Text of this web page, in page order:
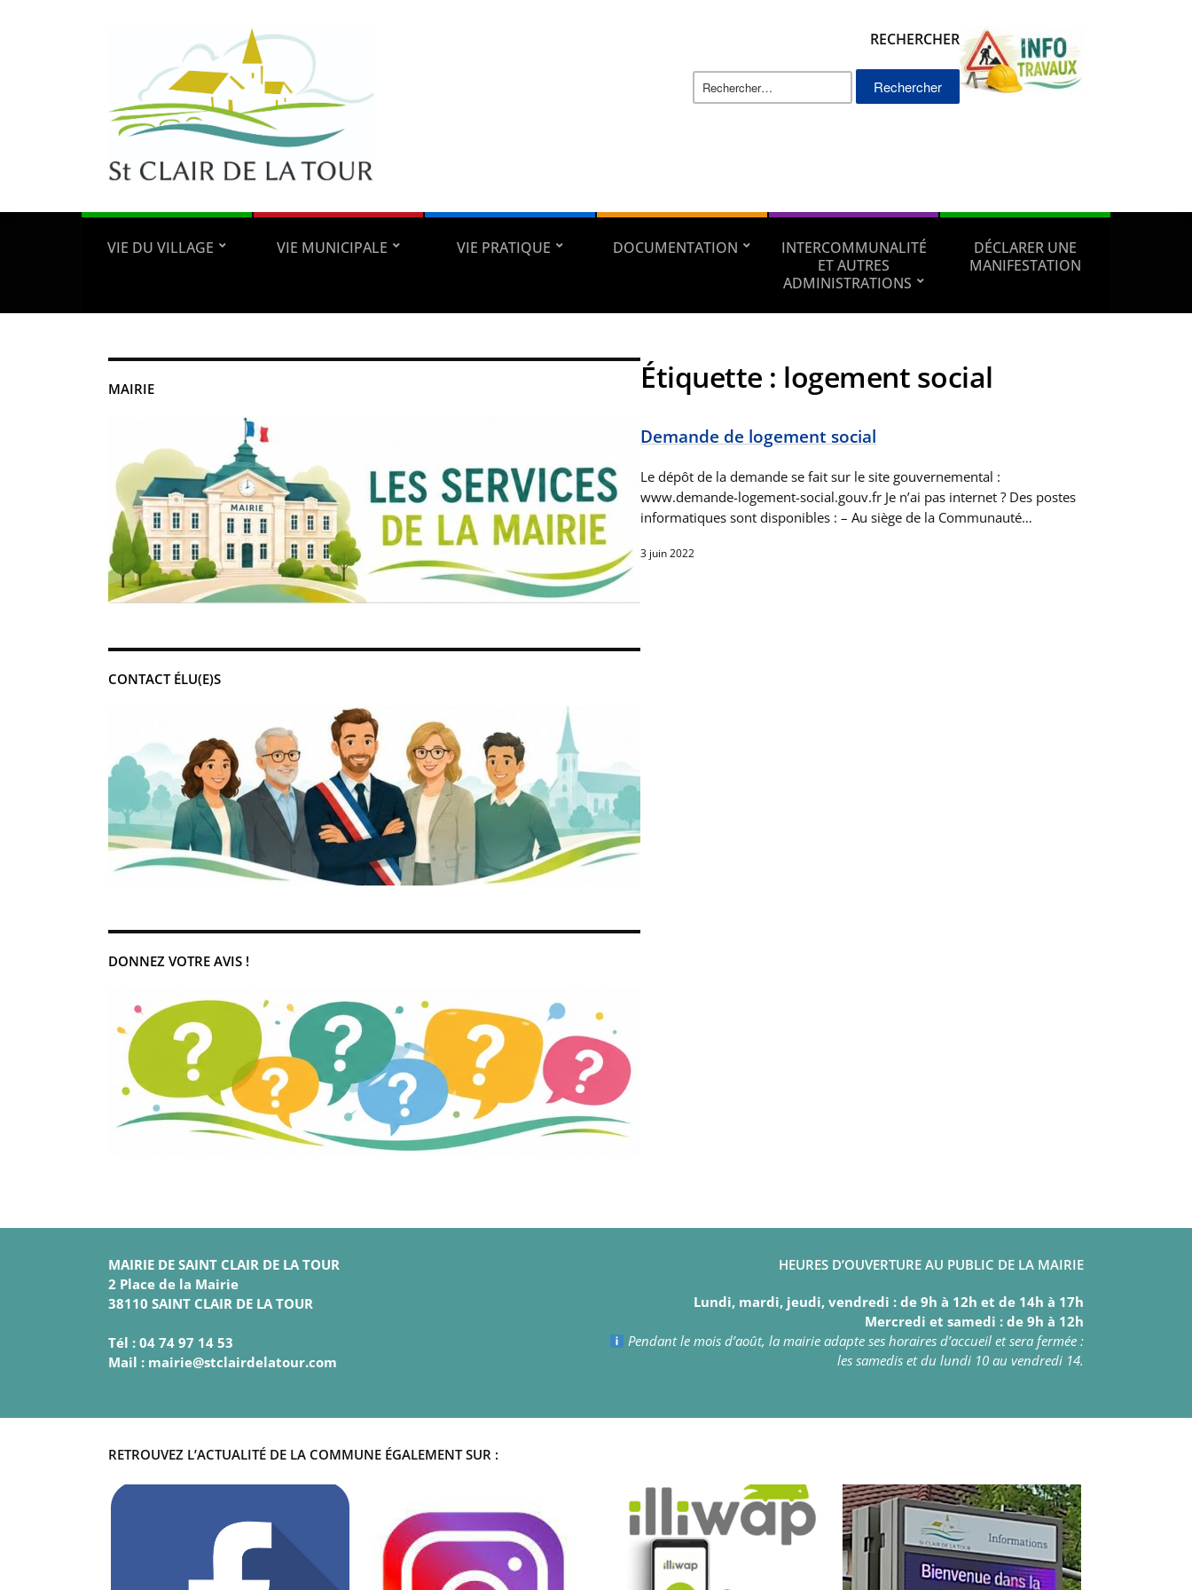
RECHERCHER
Rechercher :
VIE DU VILLAGE VIE MUNICIPALE VIE PRATIQUE DOCUMENTATION
INTERCOMMUNALITÉ
ET AUTRES
ADMINISTRATIONS
DÉCLARER UNE
MANIFESTATION
MAIRIE
CONTACT ÉLU(E)S
DONNEZ VOTRE AVIS !
Étiquette : logement social
Demande de logement social
Le dépôt de la demande se fait sur le site gouvernemental :
www.demande-logement-social.gouv.fr Je n’ai pas internet ? Des postes
informatiques sont disponibles : – Au siège de la Communauté…
3 juin 2022
MAIRIE DE SAINT CLAIR DE LA TOUR
2 Place de la Mairie
38110 SAINT CLAIR DE LA TOUR
Tél : 04 74 97 14 53
Mail : mairie@stclairdelatour.com
HEURES D’OUVERTURE AU PUBLIC DE LA MAIRIE
Lundi, mardi, jeudi, vendredi : de 9h à 12h et de 14h à 17h
Mercredi et samedi : de 9h à 12h
Pendant le mois d’août, la mairie adapte ses horaires d’accueil et sera fermée :
les samedis et du lundi 10 au vendredi 14.
RETROUVEZ L’ACTUALITÉ DE LA COMMUNE ÉGALEMENT SUR :